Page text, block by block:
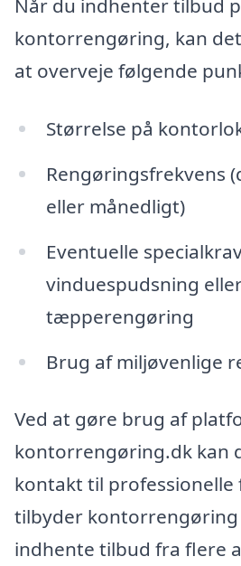
Når du indhenter tilbud
kontorrengøring, kan
at overveje følgende
Størrelse på
Rengøringsfrekvens
eller månedligt)
Eventuelle
vinduespudsning
tæpperengøring
Brug af miljøvenlige
Ved at gøre brug af
kontorrengøring.dk kan
kontakt til professionelle
tilbyder kontorrengøring
indhente tilbud fra flere